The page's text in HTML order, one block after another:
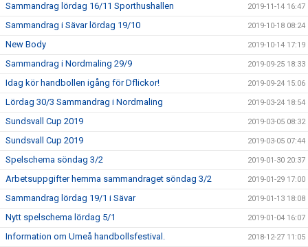
Sammandrag lördag 16/11 Sporthushallen 2019-11-14 16:47
Sammandrag i Sävar lördag 19/10 2019-10-18 08:24
New Body 2019-10-14 17:19
Sammandrag i Nordmaling 29/9 2019-09-25 18:33
Idag kör handbollen igång för Dflickor! 2019-09-24 15:06
Lördag 30/3 Sammandrag i Nordmaling 2019-03-24 18:54
Sundsvall Cup 2019 2019-03-05 08:32
Sundsvall Cup 2019 2019-03-05 07:44
Spelschema söndag 3/2 2019-01-30 20:37
Arbetsuppgifter hemma sammandraget söndag 3/2 2019-01-29 17:00
Sammandrag lördag 19/1 i Sävar 2019-01-13 18:08
Nytt spelschema lördag 5/1 2019-01-04 16:07
Information om Umeå handbollsfestival. 2018-12-27 11:05